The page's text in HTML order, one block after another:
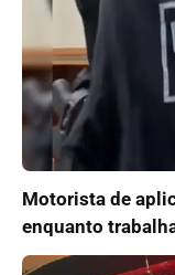
Motorista de
enquanto